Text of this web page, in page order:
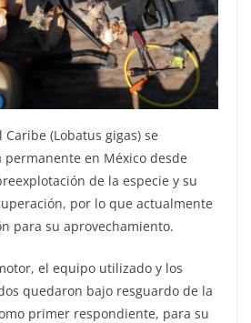
(Lobatus gigas) se
en México desde
de la especie y su
por lo que actualmente
para su aprovechamiento.
el equipo utilizado y los
quedaron bajo resguardo de la
primer respondiente, para su